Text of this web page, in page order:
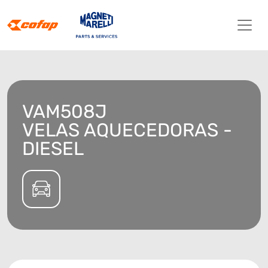
VAM508J
VELAS AQUECEDORAS -
DIESEL